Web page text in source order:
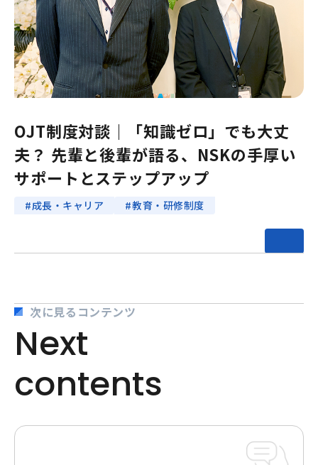
OJT制度対談｜「知識ゼロ」でも大丈
夫？ 先輩と後輩が語る、NSKの手厚い
サポートとステップアップ
#成長・キャリア #教育・研修制度
次に見るコンテンツ
Next
contents